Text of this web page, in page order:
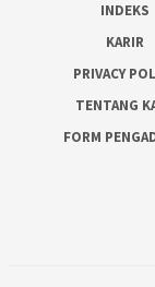
INDEKS
KARIR
PRIVACY
TENTANG
FORM